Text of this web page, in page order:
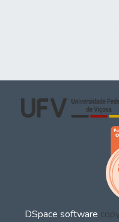
DSpace software